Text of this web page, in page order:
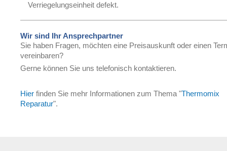
Verriegelungseinheit defekt.
Wir sind Ihr Ansprechpartner
Sie haben Fragen, möchten eine Preisauskunft oder einen
vereinbaren?
Gerne können Sie uns telefonisch kontaktieren.
Hier finden Sie mehr Informationen zum Thema "Thermomix
Reparatur".